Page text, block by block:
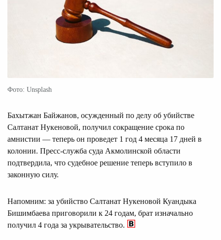
Фото: Unsplash
Бахытжан Байжанов, осужденный по делу об убийстве
Салтанат Нукеновой, получил сокращение срока по
амнистии — теперь он проведет 1 год 4 месяца 17 дней в
колонии. Пресс-служба суда Акмолинской области
подтвердила, что судебное решение теперь вступило в
законную силу.
Напомним: за убийство Салтанат Нукеновой Куандыка
Бишимбаева приговорили к 24 годам, брат изначально
получил 4 года за укрывательство.